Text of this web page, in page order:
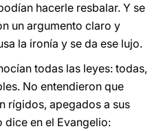
hacerle resbalar. Y se
un argumento claro y
la ironía y se da ese lujo.
todas las leyes: todas,
No entendieron que
rígidos, apegados a sus
dice en el Evangelio: